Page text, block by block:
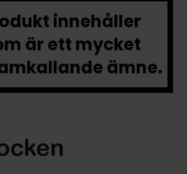
innehåller
är ett mycket
ämne.